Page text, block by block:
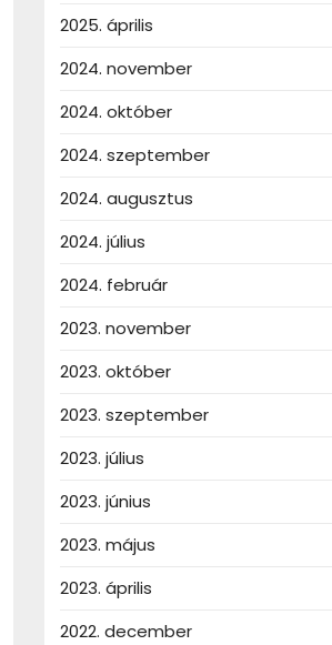
2025. április
2024. november
2024. október
2024. szeptember
2024. augusztus
2024. július
2024. február
2023. november
2023. október
2023. szeptember
2023. július
2023. június
2023. május
2023. április
2022. december